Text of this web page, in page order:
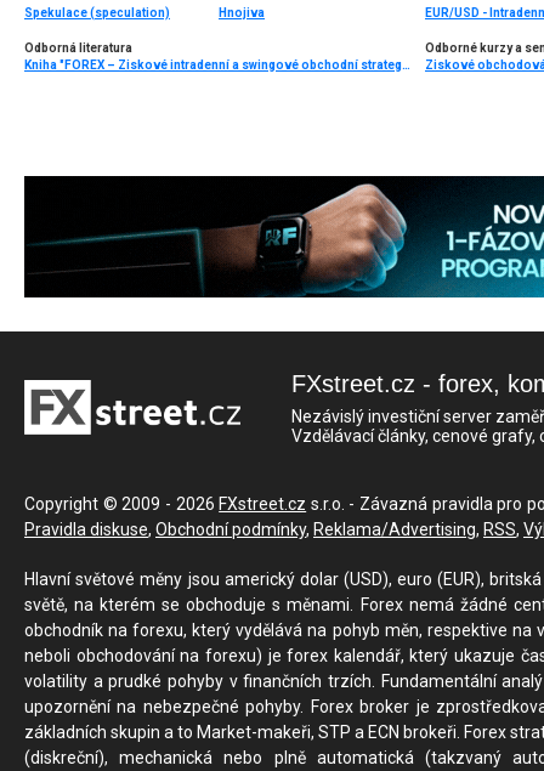
Spekulace (speculation) Hnojiva EUR/USD -
Odborná literatura
Kniha "FOREX – Ziskové intradenní a swingové obchodní strategie" od Kathy Lien vychází v češtině!
Odborné kurzy a
FXstreet.cz - forex,
Nezávislý investiční server
Vzdělávací články, cenové
Copyright © 2009 - 2026FXstreet.cz s.r.o. - Závazná pravidla pro
Pravidla diskuse, Obchodní podmínky, Reklama/Advertising, RSS,
Hlavní světové měny jsou americký dolar (USD), euro (EUR),
světě, na kterém se obchoduje s měnami. Forex nemá žádné
obchodník na forexu, který vydělává na pohyb měn, respektive
neboli obchodování na forexu) je forex kalendář, který ukazuje
volatility a prudké pohyby v finančních trzích. Fundamentální
upozornění na nebezpečné pohyby. Forex broker je
základních skupin a to Market-makeři, STP a ECN brokeři. Forex
(diskreční), mechanická nebo plně automatická (takzvaný